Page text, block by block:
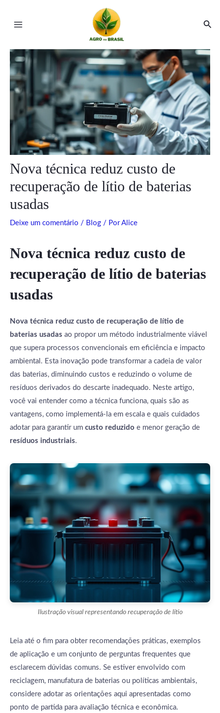
Menu
Nova técnica reduz custo de
recuperação de lítio de baterias
usadas
Deixe um comentário / Blog / PorAlice
Nova técnica reduz custo de
recuperação de lítio de baterias
usadas
Nova técnica reduz custo de recuperação de lítio de
baterias usadas ao propor um método industrialmente viável
que supera processos convencionais em eficiência e impacto
ambiental. Esta inovação pode transformar a cadeia de valor
das baterias, diminuindo custos e reduzindo o volume de
resíduos derivados do descarte inadequado. Neste artigo,
você vai entender como a técnica funciona, quais são as
vantagens, como implementá-la em escala e quais cuidados
adotar para garantir um custo reduzido e menor geração de
resíduos industriais.
Ilustração visual representando recuperação de lítio
Leia até o fim para obter recomendações práticas, exemplos
de aplicação e um conjunto de perguntas frequentes que
esclarecem dúvidas comuns. Se estiver envolvido com
reciclagem, manufatura de baterias ou políticas ambientais,
considere adotar as orientações aqui apresentadas como
ponto de partida para avaliação técnica e econômica.